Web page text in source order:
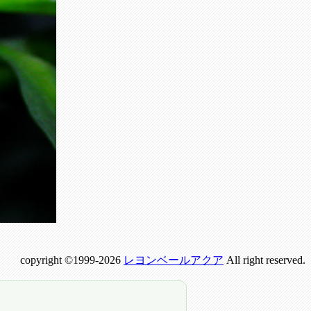
copyright ©1999-2026 レヨンベールアクア All right reserved.